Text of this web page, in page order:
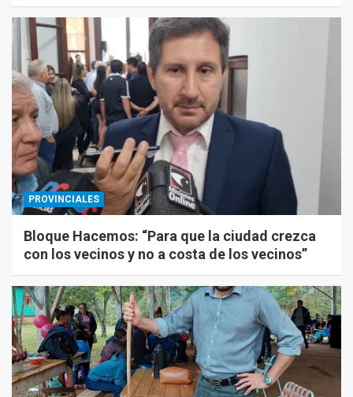
PROVINCIALES
Bloque Hacemos: “Para que la ciudad crezca
con los vecinos y no a costa de los vecinos”